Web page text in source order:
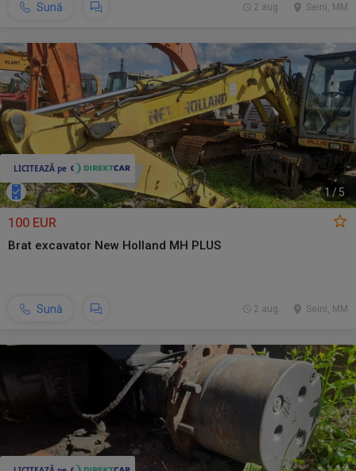
Sună Seini, MM
2 aug.
1/5
100 EUR
Brat excavator New Holland MH PLUS
Sună Seini, MM
2 aug.